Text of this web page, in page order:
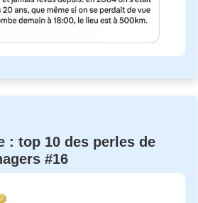
: top 10 des perles de
#16